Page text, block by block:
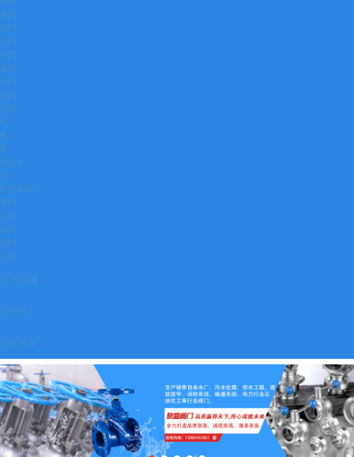
阀
阀
阀
阀
阀
阀
阀
阀
控制阀
阀
阀
阀
阀
阀